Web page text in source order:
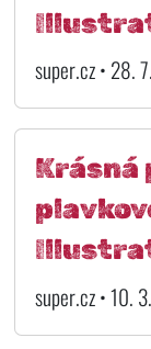
super.cz • 28.
Krásná
super.cz • 10.